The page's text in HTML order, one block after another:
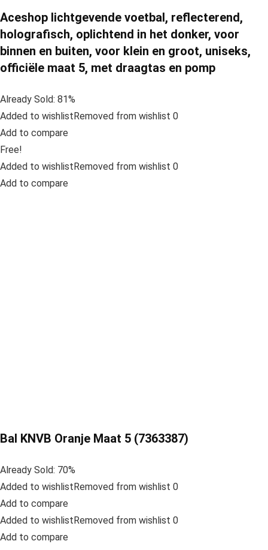
Aceshop lichtgevende voetbal, reflecterend,
holografisch, oplichtend in het donker, voor
binnen en buiten, voor klein en groot, uniseks,
officiële maat 5, met draagtas en pomp
Already Sold: 81%
Added to wishlistRemoved from wishlist 0
Add to compare
Free!
Added to wishlistRemoved from wishlist 0
Add to compare
Bal KNVB Oranje Maat 5 (7363387)
Already Sold: 70%
Added to wishlistRemoved from wishlist 0
Add to compare
Added to wishlistRemoved from wishlist 0
Add to compare